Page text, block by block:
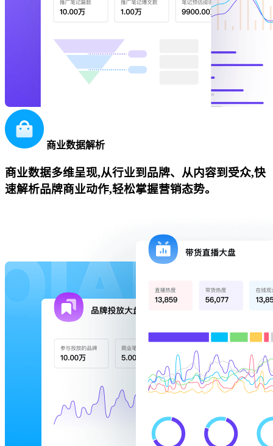
商业数据解析
商业数据多维呈现,从行业到品牌、从内容到受众,快
速解析品牌商业动作,轻松掌握营销态势。